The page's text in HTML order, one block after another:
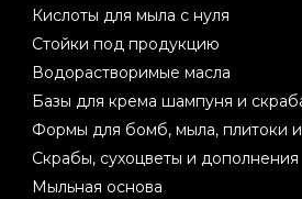
Кислоты для мыла с нуля
Стойки под продукцию
Водорастворимые масла
Базы для крема шампуня и
Формы для бомб, мыла, плитоки
Скрабы, сухоцветы и дополнения
Мыльная основа